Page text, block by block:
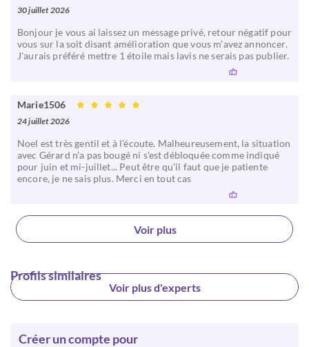
30 juillet 2026
Bonjour je vous ai laissez un message privé, retour négatif pour
vous sur la soit disant amélioration que vous m'avez annoncer.
J'aurais préféré mettre 1 étoile mais lavis ne serais pas publier.
Marie1506
24 juillet 2026
Noel est très gentil et à l'écoute. Malheureusement, la situation
avec Gérard n'a pas bougé ni s'est débloquée comme indiqué
pour juin et mi-juillet... Peut être qu'il faut que je patiente
encore, je ne sais plus. Merci en tout cas
Voir plus
Profils similaires
Voir plus d'experts
Créer un compte pour